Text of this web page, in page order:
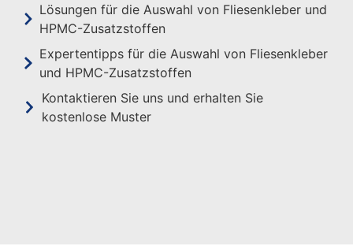
Lösungen für die Auswahl von Fliesenkleber und
HPMC-Zusatzstoffen
Expertentipps für die Auswahl von Fliesenkleber
und HPMC-Zusatzstoffen
Kontaktieren Sie uns und erhalten Sie
kostenlose Muster